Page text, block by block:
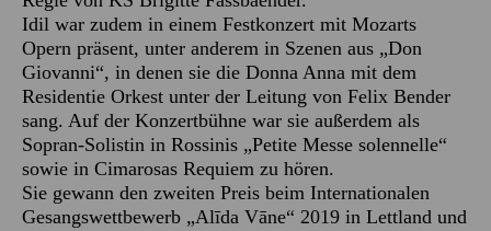
Idil war zudem in einem Festkonzert mit Mozarts
Opern präsent, unter anderem in Szenen aus „Don
Giovanni“, in denen sie die Donna Anna mit dem
Residentie Orkest unter der Leitung von Felix Bender
sang. Auf der Konzertbühne war sie außerdem als
Sopran-Solistin in Rossinis „Petite Messe solennelle“
sowie in Cimarosas Requiem zu hören.
Sie gewann den zweiten Preis beim Internationalen
Gesangswettbewerb „Alīda Vāne“ 2019 in Lettland und